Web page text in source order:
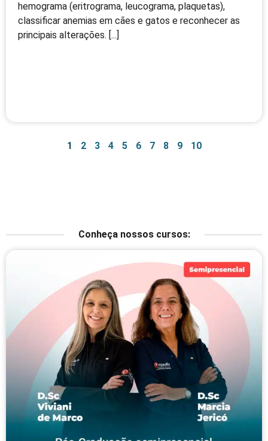
hemograma (eritrograma, leucograma, plaquetas),
classificar anemias em cães e gatos e reconhecer as
principais alterações. [...]
1 2 3 4 5 6 7 8 9 10
Conheça nossos cursos: